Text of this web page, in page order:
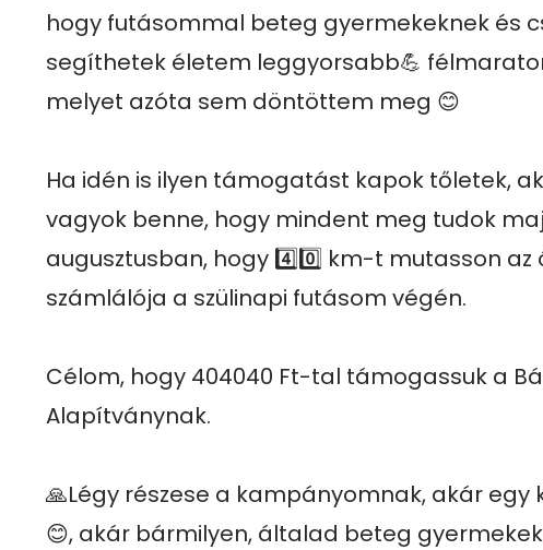
hogy futásommal beteg gyermekeknek és
segíthetek életem leggyorsabb💪
melyet azóta sem döntöttem meg 😊
Ha idén is ilyen támogatást kapok tőletek,
vagyok benne, hogy mindent meg tudok
augusztusban, hogy 4️⃣0️⃣ km-t mutasson az
számlálója a szülinapi futásom végén.
Célom, hogy 404040 Ft-tal támogassuk a
Alapítványnak.
🙏Légy részese a kampányomnak, akár egy
😊, akár bármilyen, általad beteg